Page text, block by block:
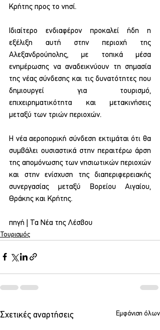
Κρήτης προς το νησί.
Ιδιαίτερο ενδιαφέρον προκαλεί ήδη η
εξέλιξη αυτή στην περιοχή της
Αλεξανδρούπολης, με τοπικά μέσα
ενημέρωσης να αναδεικνύουν τη σημασία
της νέας σύνδεσης και τις δυνατότητες που
δημιουργεί για τουρισμό,
επιχειρηματικότητα και μετακινήσεις
μεταξύ των τριών περιοχών.
Η νέα αεροπορική σύνδεση εκτιμάται ότι θα
συμβάλει ουσιαστικά στην περαιτέρω άρση
της απομόνωσης των νησιωτικών περιοχών
και στην ενίσχυση της διαπεριφερειακής
συνεργασίας μεταξύ Βορείου Αιγαίου,
Θράκης και Κρήτης.
πηγή | Τα Νέα της Λέσβου
Τουρισμός
Σχετικές αναρτήσεις Εμφάνιση όλων